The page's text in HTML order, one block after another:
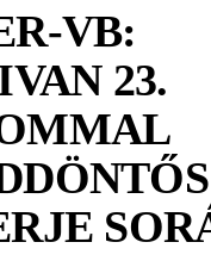
VB:
23.